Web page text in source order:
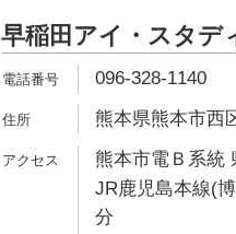
早稲田アイ・スタデ
096-328-1140
熊本県熊本市西
熊本市電Ｂ系統
JR鹿児島本線(
分